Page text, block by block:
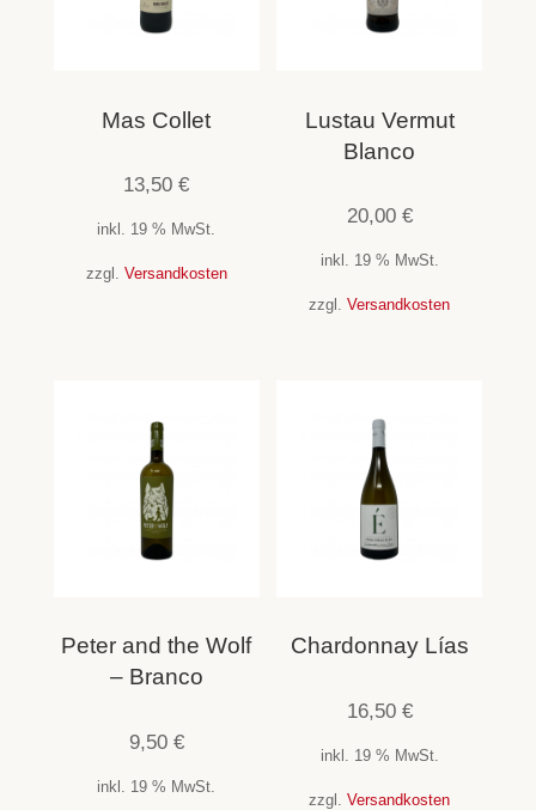
Mas Collet
13,50€
inkl. 19 % MwSt.
zzgl. Versandkosten
Lustau Vermut
Blanco
20,00 €
inkl. 19 % MwSt.
zzgl.Versandkosten
Peter and the Wolf
– Branco
9,50 €
inkl. 19 % MwSt.
Chardonnay Lías
16,50 €
inkl. 19 % MwSt.
zzgl.Versandkosten